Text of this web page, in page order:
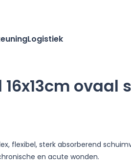
Logistiek
ovaal
flexibel, sterk absorberend
en acute wonden.